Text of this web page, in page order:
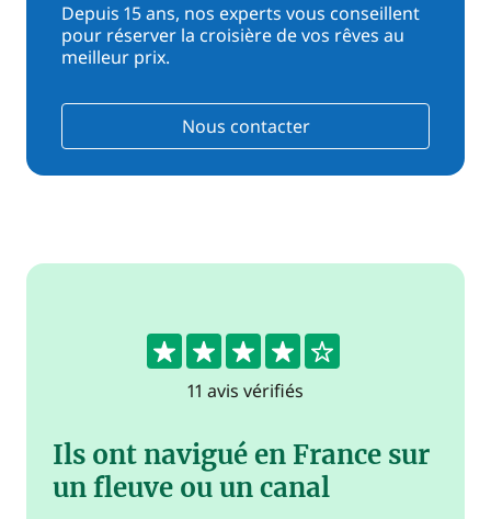
Depuis 15 ans, nos experts vous conseillent
pour réserver la croisière de vos rêves au
meilleur prix.
Nous contacter
4.3
11 avis vérifiés
Ils ont navigué en France sur
un fleuve ou un canal